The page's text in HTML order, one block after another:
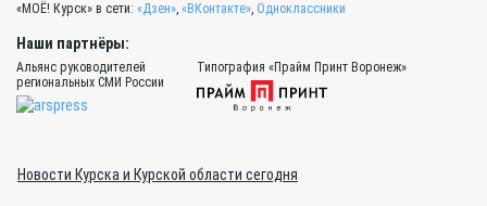
«МОЁ! Курск» в сети: «Дзен», «ВКонтакте», Одноклассники
Наши партнёры:
Альянс руководителей
региональных СМИ России
Типография «Прайм Принт Воронеж»
Новости Курска и Курской области сегодня